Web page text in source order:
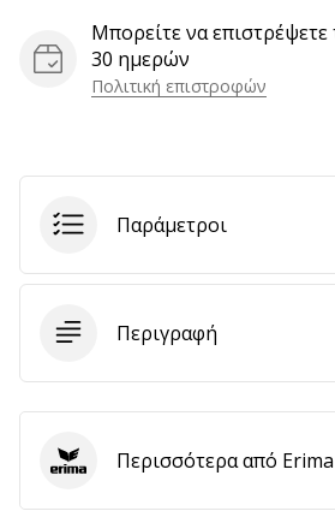
Εμφάνιση
άρθρων
Μπορείτε να επιστρέψετε
30 ημερών
Πολιτική επιστροφών
Παράμετροι
Περιγραφή
ErimaΠερισσότερα από Erima